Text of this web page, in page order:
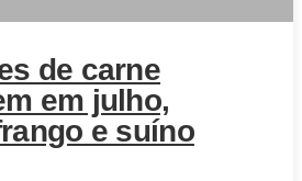
de carne
em julho,
e suíno